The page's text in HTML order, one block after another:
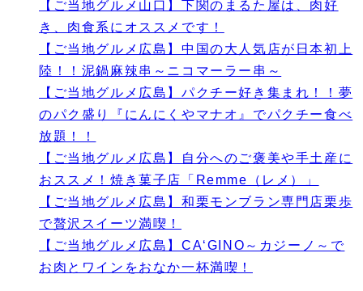
【ご当地グルメ山口】下関のまるた屋は、肉好
き、肉食系にオススメです！
【ご当地グルメ広島】中国の大人気店が日本初上
陸！！泥鍋麻辣串～ニコマーラー串～
【ご当地グルメ広島】パクチー好き集まれ！！夢
のパク盛り『にんにくやマナオ』でパクチー食べ
放題！！
【ご当地グルメ広島】自分へのご褒美や手土産に
おススメ！焼き菓子店「Remme（レメ）」
【ご当地グルメ広島】和栗モンブラン専門店栗歩
で贅沢スイーツ満喫！
【ご当地グルメ広島】CA‘GINO～カジーノ～で
お肉とワインをおなか一杯満喫！